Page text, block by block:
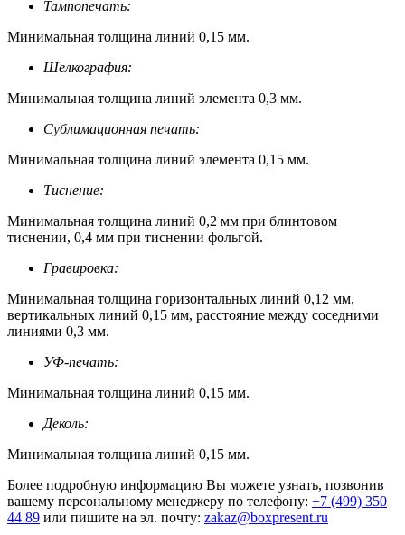
Тампопечать:
Минимальная толщина линий 0,15 мм.
Шелкография:
Минимальная толщина линий элемента 0,3 мм.
Сублимационная печать:
Минимальная толщина линий элемента 0,15 мм.
Тиснение:
Минимальная толщина линий 0,2 мм при блинтовом
тиснении, 0,4 мм при тиснении фольгой.
Гравировка:
Минимальная толщина горизонтальных линий 0,12 мм,
вертикальных линий 0,15 мм, расстояние между соседними
линиями 0,3 мм.
УФ-печать:
Минимальная толщина линий 0,15 мм.
Деколь:
Минимальная толщина линий 0,15 мм.
Более подробную информацию Вы можете узнать, позвонив
вашему персональному менеджеру по телефону: +7 (499) 350
44 89 или пишите на эл. почту: zakaz@boxpresent.ru